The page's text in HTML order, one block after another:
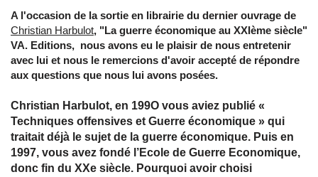
A l'occasion de la sortie en librairie du dernier ouvrage de
Christian Harbulot, "La guerre économique au XXIème siècle"
VA. Editions, nous avons eu le plaisir de nous entretenir
avec lui et nous le remercions d'avoir accepté de répondre
aux questions que nous lui avons posées.
Christian Harbulot, en 199O vous aviez publié «
Techniques offensives et Guerre économique » qui
traitait déjà le sujet de la guerre économique. Puis en
1997, vous avez fondé l’Ecole de Guerre Economique,
donc fin du XXe siècle. Pourquoi avoir choisi